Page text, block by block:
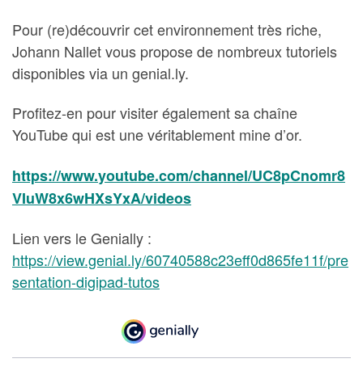
Pour (re)découvrir cet environnement très riche,
Johann Nallet vous propose de nombreux tutoriels
disponibles via un genial.ly.
Profitez-en pour visiter également sa chaîne
YouTube qui est une véritablement mine d’or.
https://www.youtube.com/channel/UC8pCnomr8
VIuW8x6wHXsYxA/videos
Lien vers le Genially :
https://view.genial.ly/60740588c23eff0d865fe11f/pre
sentation-digipad-tutos